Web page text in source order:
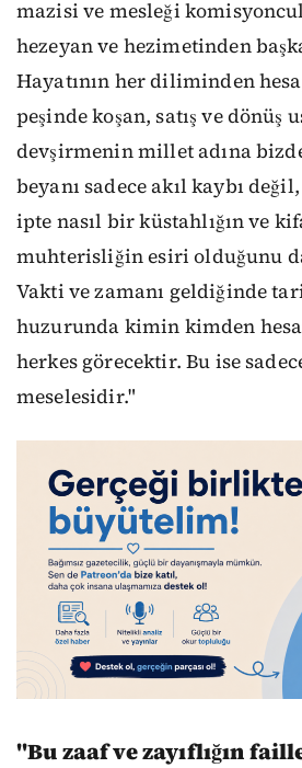
mazisi ve mesleği
hezeyan ve hezimetinden
Hayatının her diliminden
peşinde koşan, satış ve dönüş
devşirmenin millet adına
beyanı sadece akıl kaybı
ipte nasıl bir küstahlığın ve
muhterisliğin esiri olduğunu
Vakti ve zamanı geldiğinde
huzurunda kimin kimden
herkes görecektir. Bu ise
meselesidir."
"Bu zaaf ve zayıflığın